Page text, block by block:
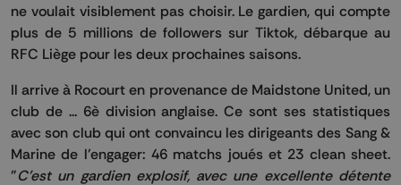
ne voulait visiblement pas choisir. Le gardien, qui compte
plus de 5 millions de followers sur Tiktok, débarque au
RFC Liège pour les deux prochaines saisons.
Il arrive à Rocourt en provenance de Maidstone United, un
club de ... 6è division anglaise. Ce sont ses statistiques
avec son club qui ont convaincu les dirigeants des Sang &
Marine de l'engager: 46 matchs joués et 23 clean sheet.
"C'est un gardien explosif, avec une excellente détente